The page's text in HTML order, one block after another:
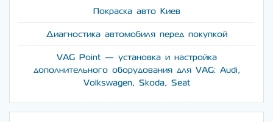
Покраска авто Киев
Диагностика автомобиля перед покупкой
VAG Point — установка и настройка
дополнительного оборудования для VAG: Audi,
Volkswagen, Skoda, Seat